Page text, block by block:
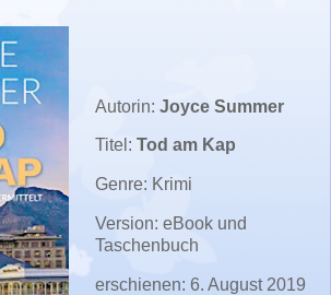
Autorin: Joyce Summer
Titel: Tod am Kap
Genre: Krimi
Version: eBook und
Taschenbuch
erschienen: 6. August 2019